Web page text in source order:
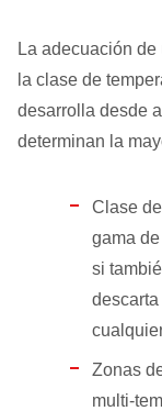
La adecuación
la clase de
desarrolla desde
determinan la
Clase
gama
si
Zonas